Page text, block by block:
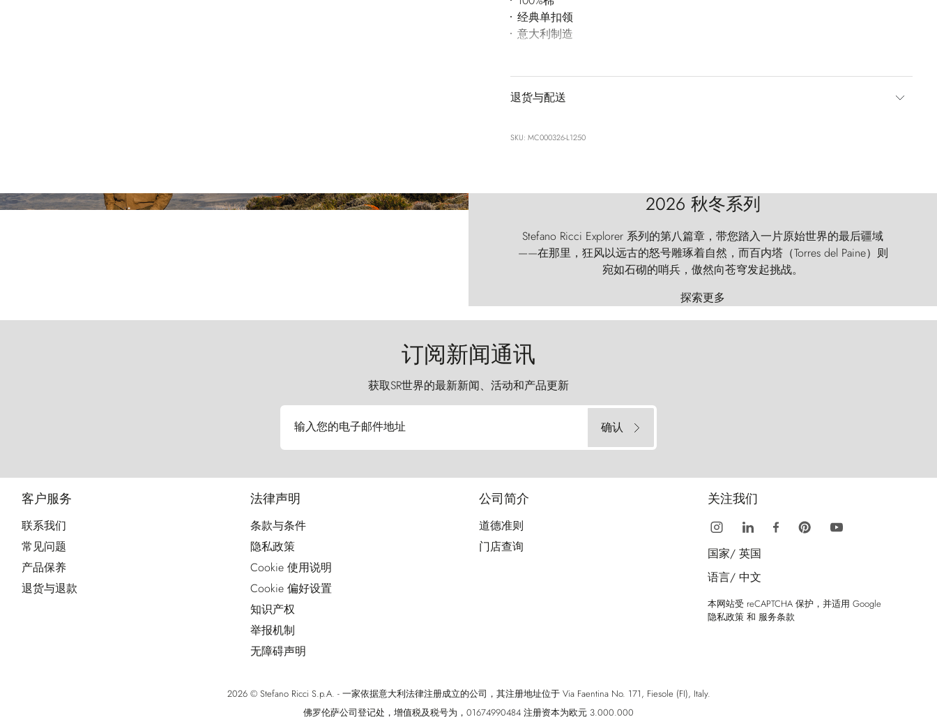
经典单扣领
意大利制造
退货与配送
SKU: MC000326-L1250
2026 秋冬系列
Stefano Ricci Explorer 系列的第八篇章，带您踏入一片原始世界的最后疆域
——在那里，狂风以远古的怒号雕琢着自然，而百内塔（Torres del Paine）则
宛如石砌的哨兵，傲然向苍穹发起挑战。
探索更多
订阅新闻通讯
获取SR世界的最新新闻、活动和产品更新
输入您的电子邮件地址 确认
客户服务
联系我们
常见问题
产品保养
退货与退款
法律声明
条款与条件
隐私政策
Cookie 使用说明
Cookie 偏好设置
知识产权
举报机制
无障碍声明
公司简介
道德准则
门店查询
关注我们
国家/ 英国
语言/ 中文
本网站受 reCAPTCHA 保护，并适用 Google
隐私政策 和 服务条款
2026 © Stefano Ricci S.p.A. - 一家依据意大利法律注册成立的公司，其注册地址位于 Via Faentina No. 171, Fiesole (FI), Italy.
佛罗伦萨公司登记处，增值税及税号为，01674990484 注册资本为欧元 3.000.000